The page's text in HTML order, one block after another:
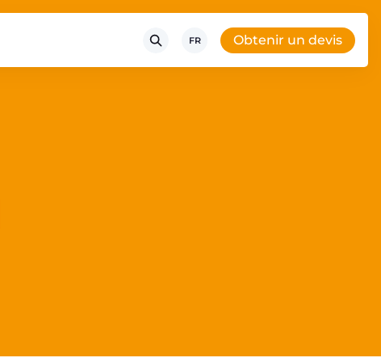
FR Obtenir un devis